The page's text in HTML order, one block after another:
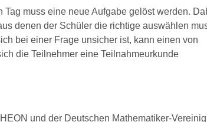
Tag muss eine neue Aufgabe gelöst werden.
denen der Schüler die richtige auswählen
bei einer Frage unsicher ist, kann einen von
die Teilnehmer eine Teilnahmeurkunde
und der Deutschen Mathematiker-